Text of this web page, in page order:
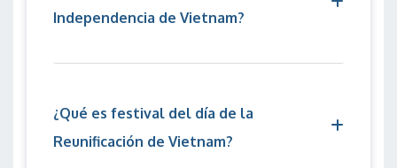
Independencia de Vietnam?
¿Qué es festival del día de la
Reunificación de Vietnam?